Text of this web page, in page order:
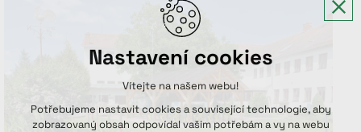
Nastavení cookies
Vítejte na našem webu!
Potřebujeme nastavit cookies a související technologie, aby
zobrazovaný obsah odpovídal vašim potřebám a vy na webu